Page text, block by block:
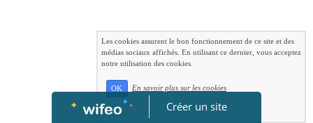
Créer un site
Les cookies assurent le bon fonctionnement de ce site et des
médias sociaux affichés. En utilisant ce dernier, vous acceptez
notre utilisation des cookies.
OK En savoir plus sur les cookies